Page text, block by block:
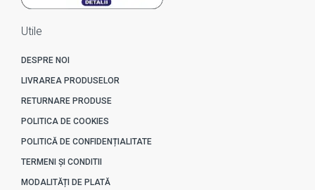
Utile
DESPRE NOI
LIVRAREA PRODUSELOR
RETURNARE PRODUSE
POLITICA DE COOKIES
POLITICĂ DE CONFIDENȚIALITATE
TERMENI ȘI CONDITII
MODALITĂȚI DE PLATĂ